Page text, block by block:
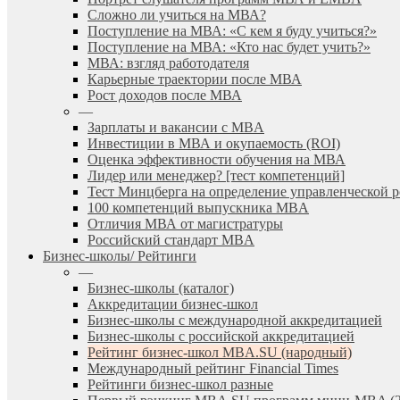
Сложно ли учиться на МВА?
Поступление на МВА: «С кем я буду учиться?»
Поступление на МВА: «Кто нас будет учить?»
МВА: взгляд работодателя
Карьерные траектории после МВА
Рост доходов после МВА
—
Зарплаты и вакансии с MBA
Инвестиции в МВА и окупаемость (ROI)
Оценка эффективности обучения на МВА
Лидер или менеджер? [тест компетенций]
Тест Минцберга на определение управленческой
100 компетенций выпускника MBA
Отличия МВА от магистратуры
Российский стандарт MBA
Бизнес-школы/ Рейтинги
—
Бизнес-школы (каталог)
Аккредитации бизнес-школ
Бизнес-школы с международной аккредитацией
Бизнес-школы с российской аккредитацией
Рейтинг бизнес-школ MBA.SU (народный)
Международный рейтинг Financial Times
Рейтинги бизнес-школ разные